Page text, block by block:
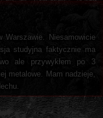
Niesamowicie
studyjna faktycznie ma
ale przywykłem po 3
metalowe. Mam nadzieje,